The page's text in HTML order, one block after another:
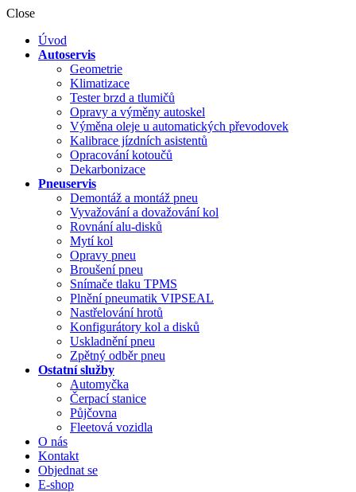
Close
Úvod
Autoservis
Geometrie
Klimatizace
Tester brzd a tlumičů
Opravy a výměny autoskel
Výměna oleje u automatických převodovek
Kalibrace jízdních asistentů
Opracování kotoučů
Dekarbonizace
Pneuservis
Demontáž a montáž pneu
Vyvažování a dovažování kol
Rovnání alu-disků
Mytí kol
Opravy pneu
Broušení pneu
Snímače tlaku TPMS
Plnění pneumatik VIPSEAL
Nastřelování hrotů
Konfigurátory kol a disků
Uskladnění pneu
Zpětný odběr pneu
Ostatní služby
Automyčka
Čerpací stanice
Půjčovna
Fleetová vozidla
O nás
Kontakt
Objednat se
E-shop